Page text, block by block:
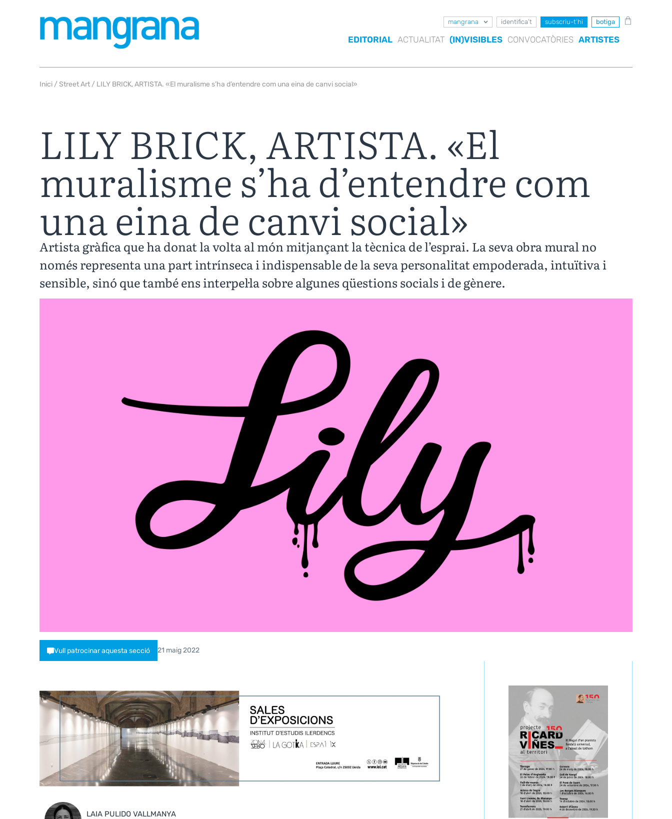
mangrana identifica’t subscriu-t’hi botiga
EDITORIAL ACTUALITAT (IN)VISIBLES CONVOCATÒRIES ARTISTES
Inici /Street Art / LILY BRICK, ARTISTA. «El muralisme s’ha d’entendre com una eina de canvi social»
LILY BRICK, ARTISTA. «El
muralisme s’ha d’entendre com
una eina de canvi social»
Artista gràfica que ha donat la volta al món mitjançant la tècnica de l’esprai. La seva obra mural no
només representa una part intrínseca i indispensable de la seva personalitat empoderada, intuïtiva i
sensible, sinó que també ens interpel·la sobre algunes qüestions socials i de gènere.
Vull patrocinar aquesta secció 21 maig 2022
LAIA PULIDO VALLMANYA